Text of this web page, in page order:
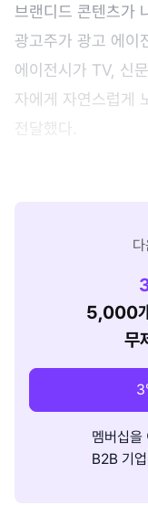
브랜디드 콘텐츠가
광고주가 광고 에이
에이전시가 TV, 신
자에게 자연스럽게
전달했다.
5,000
무
3
멤버십을
B2B 기